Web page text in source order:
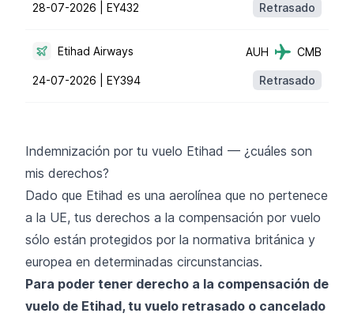
28-07-2026 | EY432 Retrasado
Etihad Airways AUH CMB
24-07-2026 | EY394 Retrasado
Indemnización por tu vuelo Etihad — ¿cuáles son
mis derechos?
Dado que Etihad es una aerolínea que no pertenece
a la UE, tus derechos a la compensación por vuelo
sólo están protegidos por la normativa británica y
europea en determinadas circunstancias.
Para poder tener derecho a la compensación de
vuelo de Etihad, tu vuelo retrasado o cancelado